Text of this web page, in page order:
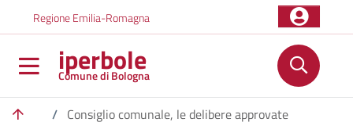
Regione Emilia-Romagna
iperbole
Comune di Bologna
/ Consiglio comunale, le delibere approvate